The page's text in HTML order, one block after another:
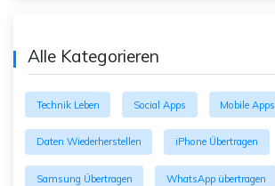
Alle Kategorieren
Technik Leben Social Apps Mobile Apps
Daten Wiederherstellen iPhone Übertragen
Samsung Übertragen WhatsApp übertragen